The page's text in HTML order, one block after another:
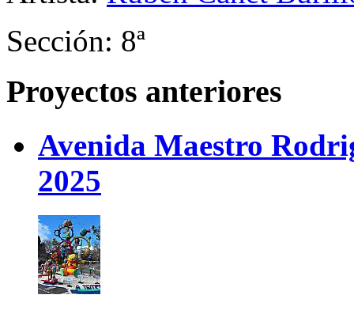
Sección: 8ª
Proyectos anteriores
Avenida Maestro
2025